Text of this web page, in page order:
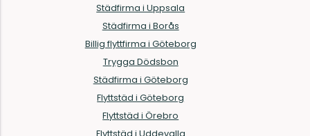
Städfirma i Uppsala
Städfirma i Borås
Billig flyttfirma i Göteborg
Trygga Dödsbon
Städfirma i Göteborg
Flyttstäd i Göteborg
Flyttstäd i Örebro